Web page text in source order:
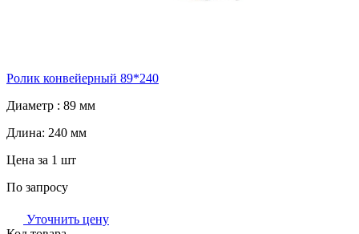
Ролик конвейерный 89*240
Диаметр : 89 мм
Длина: 240 мм
Цена за 1 шт
По запросу
Уточнить цену